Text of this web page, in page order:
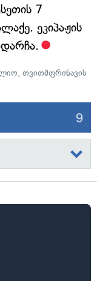
7
ეკიპაჟის
, თვითმფრინავის
9